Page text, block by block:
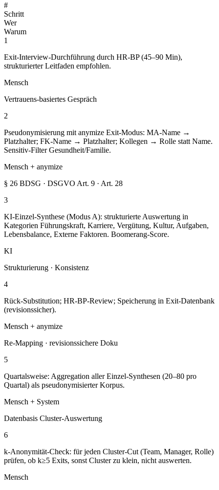
#
Schritt
Wer
Warum
1
Exit-Interview-Durchführung durch HR-BP (45–90 Min),
strukturierter Leitfaden empfohlen.
Mensch
Vertrauens-basiertes Gespräch
2
Pseudonymisierung mit anymize Exit-Modus: MA-Name →
Platzhalter; FK-Name → Platzhalter; Kollegen → Rolle statt Name.
Sensitiv-Filter Gesundheit/Familie.
Mensch + anymize
§ 26 BDSG · DSGVO Art. 9 · Art. 28
3
KI-Einzel-Synthese (Modus A): strukturierte Auswertung in
Kategorien Führungskraft, Karriere, Vergütung, Kultur, Aufgaben,
Lebensbalance, Externe Faktoren. Boomerang-Score.
KI
Strukturierung · Konsistenz
4
Rück-Substitution; HR-BP-Review; Speicherung in Exit-Datenbank
(revisionssicher).
Mensch + anymize
Re-Mapping · revisionssichere Doku
5
Quartalsweise: Aggregation aller Einzel-Synthesen (20–80 pro
Quartal) als pseudonymisierter Korpus.
Mensch + System
Datenbasis Cluster-Auswertung
6
k-Anonymität-Check: für jeden Cluster-Cut (Team, Manager, Rolle)
prüfen, ob k≥5 Exits, sonst Cluster zu klein, nicht auswerten.
Mensch